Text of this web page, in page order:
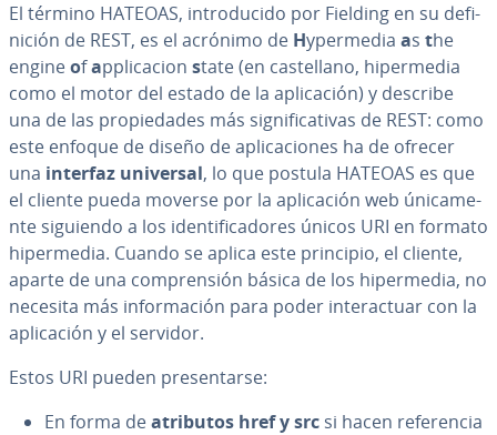
El término HATEOAS, in­tro­du­ci­do por Fielding en su de­fi­
ni­ción de REST, es el acrónimo de Hypermedia as the
engineofappli­ca­cion state (en ca­s­te­llano, hi­pe­r­me­dia
como el motor del estado de la apli­ca­ción) y describe
una de las pro­pie­da­des más si­g­ni­fi­ca­ti­vas de REST: como
este enfoque de diseño de apli­ca­cio­nes ha de ofrecer
una interfaz universal, lo que postula HATEOAS es que
el cliente pueda moverse por la apli­ca­ción web úni­ca­me­
n­te siguiendo a los ide­n­ti­fi­ca­do­res únicos URI en formato
hi­pe­r­me­dia. Cuando se aplica este principio, el cliente,
aparte de una co­m­pre­n­sión básica de los hi­pe­r­me­dia, no
necesita más in­fo­r­ma­ción para poder in­ter­ac­tuar con la
apli­ca­ción y el servidor.
Estos URI pueden pre­se­n­tar­se:
En forma deatributos href y src si hacen re­fe­re­n­cia